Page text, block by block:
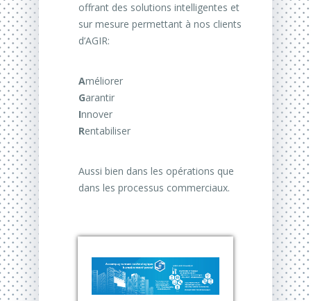
offrant des solutions intelligentes et
sur mesure permettant à nos clients
d’AGIR:
Améliorer
Garantir
Innover
Rentabiliser
Aussi bien dans les opérations que
dans les processus commerciaux.